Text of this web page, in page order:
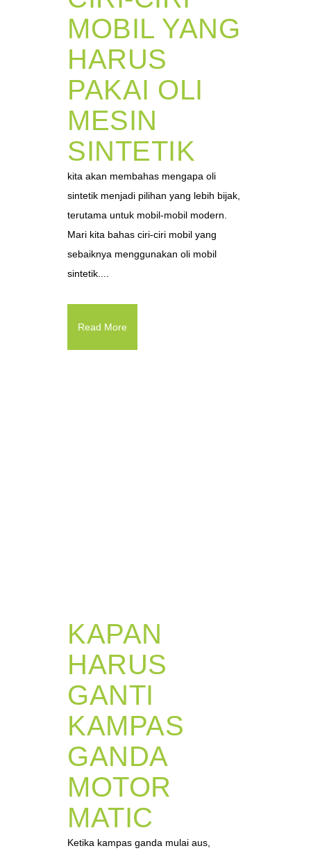
MOBIL YANG
HARUS
PAKAI OLI
MESIN
SINTETIK
kita akan membahas mengapa oli
sintetik menjadi pilihan yang lebih bijak,
terutama untuk mobil-mobil modern.
Mari kita bahas ciri-ciri mobil yang
sebaiknya menggunakan oli mobil
sintetik....
Read More
KAPAN
HARUS
GANTI
KAMPAS
GANDA
MOTOR
MATIC
Ketika kampas ganda mulai aus,